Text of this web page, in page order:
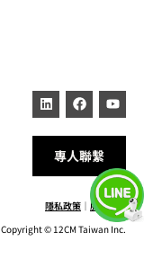
專人聯繫
隱私政策 ｜ 服務條款
Copyright © 12CM Taiwan Inc.